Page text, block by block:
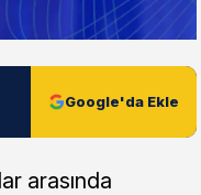
Google'da Ekle
arasında